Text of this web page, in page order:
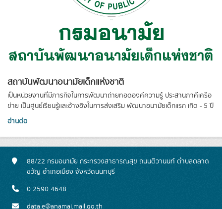
สถาบันพัฒนาอนามัยเด็กแห่งชาติ
เป็นหน่วยงานที่มีภารกิจในการพัฒนาถ่ายทอดองค์ความรู้ ประสานภาคีเครือ
ข่าย เป็นศูนย์เรียนรู้และอ้างอิงในการส่งเสริม พัฒนาอนามัยเด็กแรก เกิด - 5 ปี
อ่านต่อ
88/22 กรมอนามัย กระทรวงสาธารณสุข ถนนติวานนท์ ตำบลตลาด
ขวัญ อำเภอเมือง จังหวัดนนทบุรี
0 2590 4648
data.e@anamai.mail.go.th